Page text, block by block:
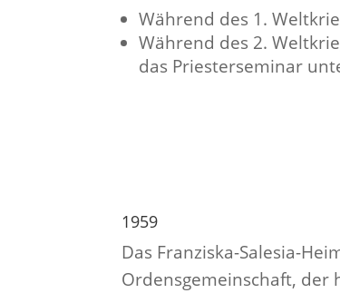
Während des 1.
Während des 2.
das Priesterseminar
1959
Das Franziska-Salesia-
Ordensgemeinschaft, der